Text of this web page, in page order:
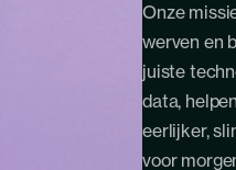
Onze
werven en
juiste
data,
eerlijker,
voor